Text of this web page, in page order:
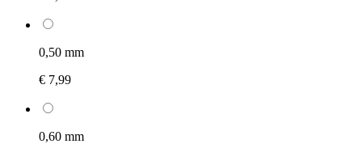
0,50 mm
€ 7,99
0,60 mm